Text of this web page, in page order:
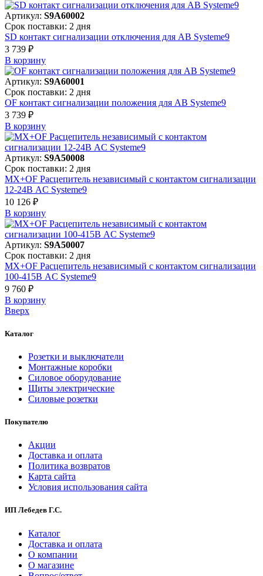
Артикул: S9A60002
Срок поставки: 2 дня
SD контакт сигнализации отключения для АВ Systeme9
3 739 ₽
В корзинy
Артикул: S9A60001
Срок поставки: 2 дня
OF контакт сигнализации положения для АВ Systeme9
3 739 ₽
В корзинy
Артикул: S9A50008
Срок поставки: 2 дня
MX+OF Расцепитель независимый с контактом сигнализации
12-24В AC Systeme9
10 126 ₽
В корзинy
Артикул: S9A50007
Срок поставки: 2 дня
MX+OF Расцепитель независимый с контактом сигнализации
100-415В AC Systeme9
9 760 ₽
В корзинy
Вверх
Каталог
Розетки и выключатели
Монтажные коробки
Силовое оборудование
Щиты электрические
Силовые розетки
Покупателю
Акции
Доставка и оплата
Политика возвратов
Карта сайта
Условия использования сайта
ИП Лебедев Г.С.
Каталог
Доставка и оплата
О компании
О магазине